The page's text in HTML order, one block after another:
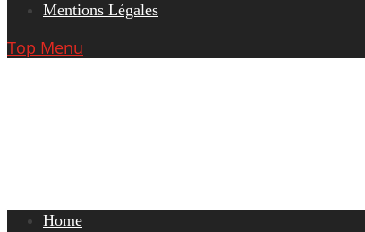
Mentions Légales
Top Menu
Home